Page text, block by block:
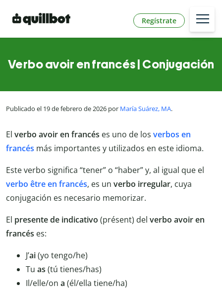
Regístrate
Verbo avoir en francés | Conjugación
Publicado el 19 de febrero de 2026 por María Suárez, MA.
El verbo avoir en francés es uno de los verbos en
francés más importantes y utilizados en este idioma.
Este verbo significa “tener” o “haber” y, al igual que el
verbo être en francés, es un verbo irregular, cuya
conjugación es necesario memorizar.
El presente de indicativo (présent) del verbo avoir en
francés es:
J’ai(yo tengo/he)
Tu as (tú tienes/has)
Il/elle/on a (él/ella tiene/ha)